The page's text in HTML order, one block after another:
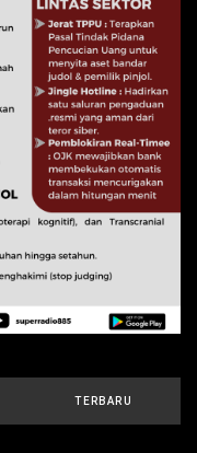
TERBARU